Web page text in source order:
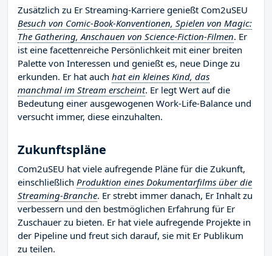
Zusätzlich zu Er Streaming-Karriere genießt Com2uSEU
Besuch von Comic-Book-Konventionen, Spielen von Magic:
The Gathering, Anschauen von Science-Fiction-Filmen. Er
ist eine facettenreiche Persönlichkeit mit einer breiten
Palette von Interessen und genießt es, neue Dinge zu
erkunden. Er hat auch hat ein kleines Kind, das
manchmal im Stream erscheint. Er legt Wert auf die
Bedeutung einer ausgewogenen Work-Life-Balance und
versucht immer, diese einzuhalten.
Zukunftspläne
Com2uSEU hat viele aufregende Pläne für die Zukunft,
einschließlich Produktion eines Dokumentarfilms über die
Streaming-Branche. Er strebt immer danach, Er Inhalt zu
verbessern und den bestmöglichen Erfahrung für Er
Zuschauer zu bieten. Er hat viele aufregende Projekte in
der Pipeline und freut sich darauf, sie mit Er Publikum
zu teilen.